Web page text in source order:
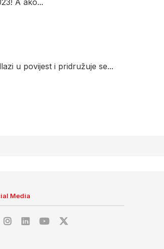
A ako...
u povijest i pridružuje se...
Media